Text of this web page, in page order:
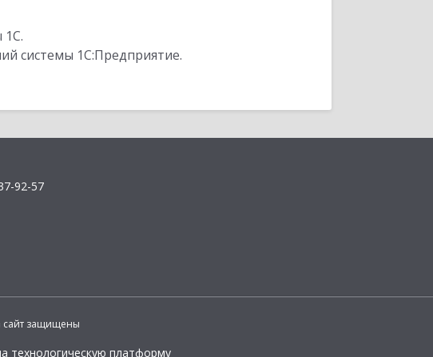
1С.
системы 1С:Предприятие.
92-57
сайт защищены
технологическую платформу